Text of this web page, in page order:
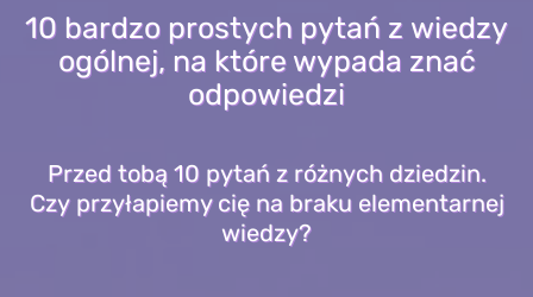
10 bardzo prostych pytań z wiedzy
ogólnej, na które wypada znać
odpowiedzi
Przed tobą 10 pytań z różnych dziedzin.
Czy przyłapiemy cię na braku elementarnej
wiedzy?